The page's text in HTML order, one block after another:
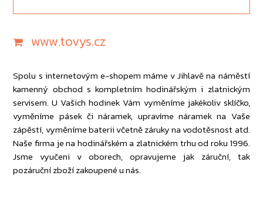
www.tovys.cz
Spolu s internetovým e-shopem máme v Jihlavě na náměstí
kamenný obchod s kompletním hodinářským i zlatnickým
servisem. U Vašich hodinek Vám vyměníme jakékoliv sklíčko,
vyměníme pásek či náramek, upravíme náramek na Vaše
zápěstí, vyměníme baterii včetně záruky na vodotěsnost atd.
Naše firma je na hodinářském a zlatnickém trhu od roku 1996.
Jsme vyučeni v oborech, opravujeme jak záruční, tak
pozáruční zboží zakoupené u nás.